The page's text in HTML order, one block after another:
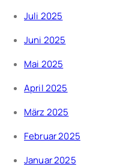
Juli 2025
Juni 2025
Mai 2025
April 2025
März 2025
Februar 2025
Januar 2025